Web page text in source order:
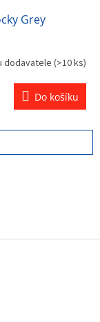
Grey
dodavatele (>10 ks)
Do košíku